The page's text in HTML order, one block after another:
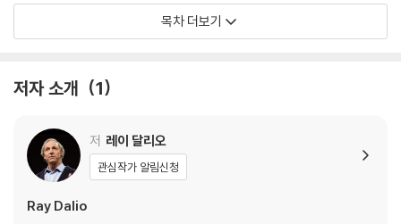
d economic conditions he hadn’t encountered before. They in
cluded huge debts and zero or near-zero interest rates that l
es, especially the US, due to the largest wealth, political, and
orld power (China) to challenge the existing world power (US)
and the existing world order. The last time that this confluenc
e occurred was between 1930 and 1945. This realization sent
Dalio on a search for the repeating patterns and cause/effect
6. The Big Cycle of External Order and Disorder 193
7. Investing in Light of the Big Cycle 217
9. The Big Cycle Rise and Decline of the Dutch Empire and the
10. The Big Cycle Rise and Decline of the British Empire and th
e Pound 291
11. The Big Cycle Rise and Decline of the United States and the
Dollar 331
목차 더보기
저자 소개 1
저 레이 달리오
관심작가 알림신청
Ray Dalio